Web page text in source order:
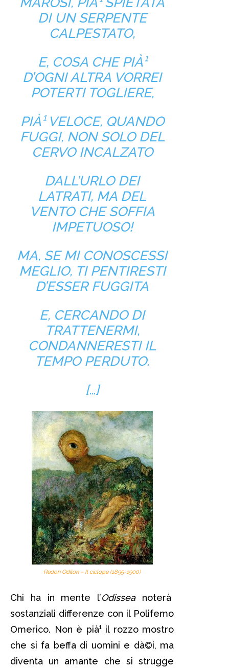
DI UN SERPENTE
CALPESTATO,
E, COSA CHE PIÀ¹
D’OGNI ALTRA VORREI
POTERTI TOGLIERE,
PIÀ¹ VELOCE, QUANDO
FUGGI, NON SOLO DEL
CERVO INCALZATO
DALL’URLO DEI
LATRATI, MA DEL
VENTO CHE SOFFIA
IMPETUOSO!
MA, SE MI CONOSCESSI
MEGLIO, TI PENTIRESTI
D’ESSER FUGGITA
E, CERCANDO DI
TRATTENERMI,
CONDANNERESTI IL
TEMPO PERDUTO.
[…]
Redon Odilon – Il ciclope (1895-1900)
Chi ha in mente l’Odisseanoterà
sostanziali differenze con il Polifemo
Omerico. Non è pià¹ il rozzo mostro
che si fa beffa di uomini e dà©i, ma
diventa un amante che si strugge